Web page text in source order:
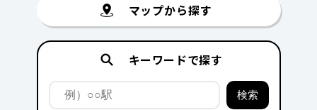
マップから探す
キーワードで探す